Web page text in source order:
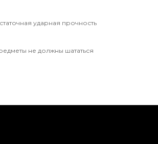
ударная прочность
не должны шататься